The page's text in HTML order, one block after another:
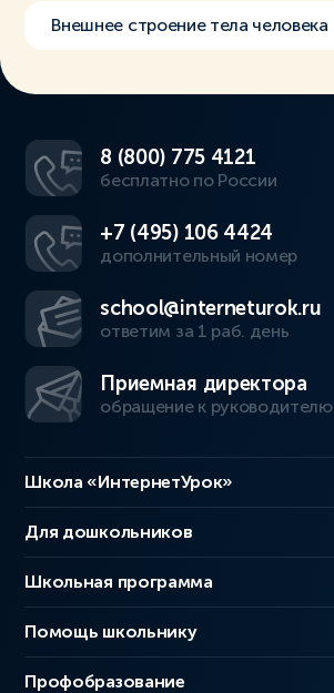
Внешнее строение тела человека
8 (800) 775 4121
бесплатно по России
+7 (495) 106 4424
дополнительный номер
school@interneturok.ru
ответим за 1 раб. день
Приемная директора
обращение к руководителю
Школа «ИнтернетУрок»
Для дошкольников
Школьная программа
Помощь школьнику
Профобразование